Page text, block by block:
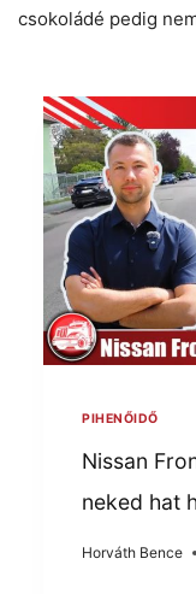
csokoládé pedig
PIHENŐIDŐ
Nissan
neked hat
Horváth Bence